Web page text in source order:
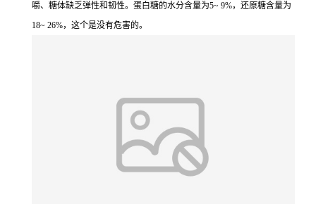
嚼、糖体缺乏弹性和韧性。蛋白糖的水分含量为5~ 9%，还原糖含量为
18~ 26%，这个是没有危害的。